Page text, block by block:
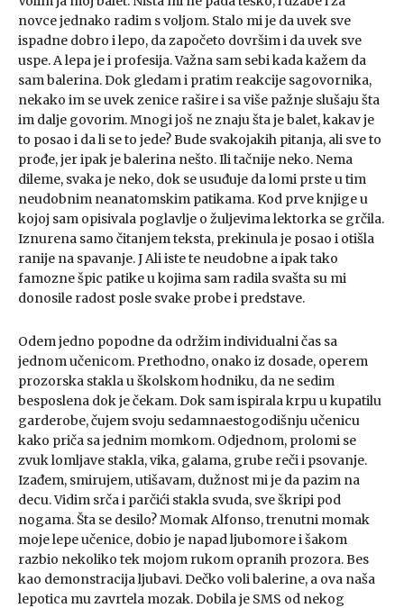
novce jednako radim s voljom. Stalo mi je da uvek sve
ispadne dobro i lepo, da započeto dovršim i da uvek sve
uspe. A lepa je i profesija. Važna sam sebi kada kažem da
sam balerina. Dok gledam i pratim reakcije sagovornika,
nekako im se uvek zenice rašire i sa više pažnje slušaju šta
im dalje govorim. Mnogi još ne znaju šta je balet, kakav je
to posao i da li se to jede? Bude svakojakih pitanja, ali sve to
prođe, jer ipak je balerina nešto. Ili tačnije neko. Nema
dileme, svaka je neko, dok se usuđuje da lomi prste u tim
neudobnim neanatomskim patikama. Kod prve knjige u
kojoj sam opisivala poglavlje o žuljevima lektorka se grčila.
Iznurena samo čitanjem teksta, prekinula je posao i otišla
ranije na spavanje. J Ali iste te neudobne a ipak tako
famozne špic patike u kojima sam radila svašta su mi
donosile radost posle svake probe i predstave.
Odem jedno popodne da održim individualni čas sa
jednom učenicom. Prethodno, onako iz dosade, operem
prozorska stakla u školskom hodniku, da ne sedim
besposlena dok je čekam. Dok sam ispirala krpu u kupatilu
garderobe, čujem svoju sedamnaestogodišnju učenicu
kako priča sa jednim momkom. Odjednom, prolomi se
zvuk lomljave stakla, vika, galama, grube reči i psovanje.
Izađem, smirujem, utišavam, dužnost mi je da pazim na
decu. Vidim srča i parčići stakla svuda, sve škripi pod
nogama. Šta se desilo? Momak Alfonso, trenutni momak
moje lepe učenice, dobio je napad ljubomore i šakom
razbio nekoliko tek mojom rukom opranih prozora. Bes
kao demonstracija ljubavi. Dečko voli balerine, a ova naša
lepotica mu zavrtela mozak. Dobila je SMS od nekog